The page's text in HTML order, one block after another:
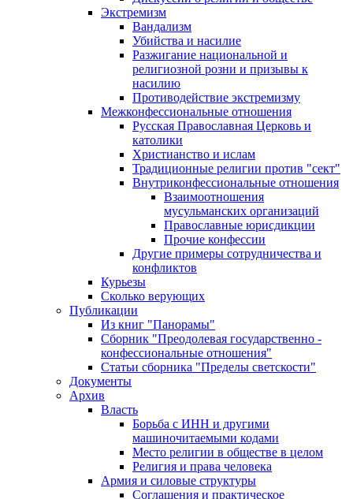
Экстремизм
Вандализм
Убийства и насилие
Разжигание национальной и
религиозной розни и призывы к
насилию
Противодействие экстремизму
Межконфессиональные отношения
Русская Православная Церковь и
католики
Христианство и ислам
Традиционные религии против "сект"
Внутриконфессиональные отношения
Взаимоотношения
мусульманских организаций
Православные юрисдикции
Прочие конфессии
Другие примеры сотрудничества и
конфликтов
Курьезы
Сколько верующих
Публикации
Из книг "Панорамы"
Сборник "Преодолевая государственно -
конфессиональные отношения"
Статьи сборника "Пределы светскости"
Документы
Архив
Власть
Борьба с ИНН и другими
машиночитаемыми кодами
Место религии в обществе в целом
Религия и права человека
Армия и силовые структуры
Соглашения и практическое